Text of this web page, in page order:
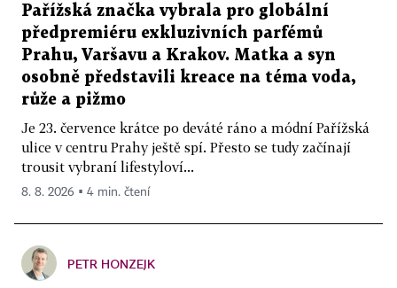
Pařížská značka vybrala pro globální
předpremiéru exkluzivních parfémů
Prahu, Varšavu a Krakov. Matka a syn
osobně představili kreace na téma voda,
růže a pižmo
Je 23. července krátce po deváté ráno a módní Pařížská
ulice v centru Prahy ještě spí. Přesto se tudy začínají
trousit vybraní lifestyloví...
8. 8. 2026 ▪ 4 min. čtení
PETR HONZEJK